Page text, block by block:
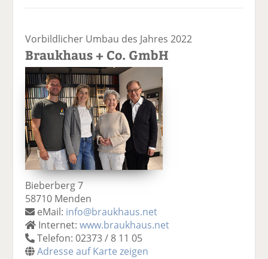
Vorbildlicher Umbau des Jahres 2022
Braukhaus + Co. GmbH
Bieberberg 7
58710 Menden
eMail: info@braukhaus.net
Internet:www.braukhaus.net
Telefon: 02373 / 8 11 05
Adresse auf Karte zeigen